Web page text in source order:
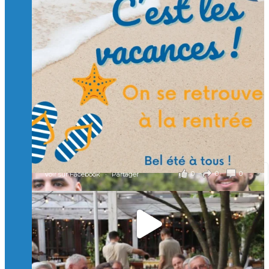
Charger plus Suivre sur Instagram
🙏 Soutenez l’Isep via la taxe d’apprentissage 2026
et contribuons ensemble à former les générations
d’ingénieurs de demain. 🙏
Merci à tous !
🎯 Taxe d’apprentissage 2026 : avec l'Isep, investissez pour
un numérique au service de l'humain !
À l’Isep, nous formons des ingénieurs, des bachelors, des
Mastères Spécialisés, qui allient excellence technologique et
valeurs humaines, au cœur de notre pro
...Voir plus
il y a 2 mois
0 0 0
Voir sur Facebook · Partager
🚀Afterwork à Genève 🚀
🥳 Le 22 avril dernier, 14 Alumni vivant / travaillant
en Suisse ont partagé un moment convivial de
retrouvailles et d'échanges !